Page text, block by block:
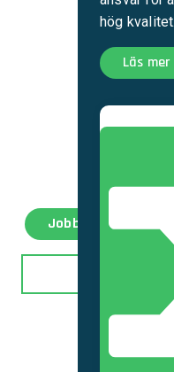
hög kvalitet.
Läs
för
Jobba hos oss